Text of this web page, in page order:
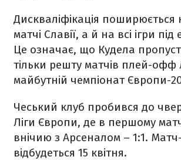
Дискваліфікація поширюється
матчі Славії, а й на всі ігри
Це означає, що Кудела
тільки решту матчів плей-офф
майбутній чемпіонат Європи-
Чеський клуб пробився до
Ліги Європи, де в першому
внічию з Арсеналом – 1:1. Матч-
відбудеться 15 квітня.